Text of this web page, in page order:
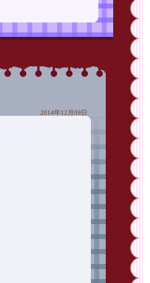
2014年12月09日